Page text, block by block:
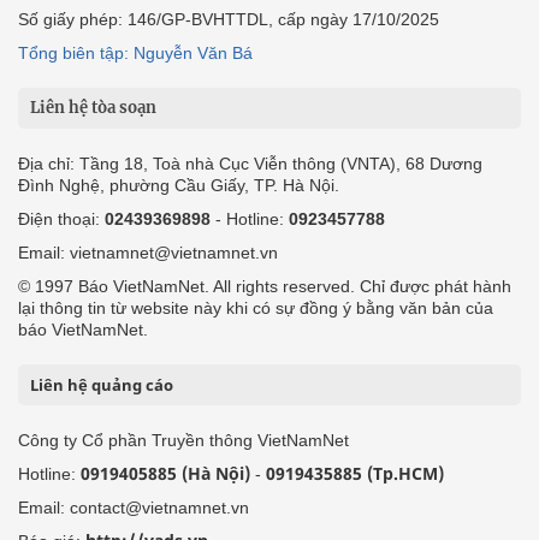
Số giấy phép: 146/GP-BVHTTDL, cấp ngày 17/10/2025
Tổng biên tập: Nguyễn Văn Bá
Liên hệ tòa soạn
Địa chỉ: Tầng 18, Toà nhà Cục Viễn thông (VNTA), 68 Dương
Đình Nghệ, phường Cầu Giấy, TP. Hà Nội.
Điện thoại: 02439369898 - Hotline: 0923457788
Email: vietnamnet@vietnamnet.vn
© 1997 Báo VietNamNet. All rights reserved. Chỉ được phát hành
lại thông tin từ website này khi có sự đồng ý bằng văn bản của
báo VietNamNet.
Liên hệ quảng cáo
Công ty Cổ phần Truyền thông VietNamNet
Hotline: 0919405885 (Hà Nội) - 0919435885 (Tp.HCM)
Email: contact@vietnamnet.vn